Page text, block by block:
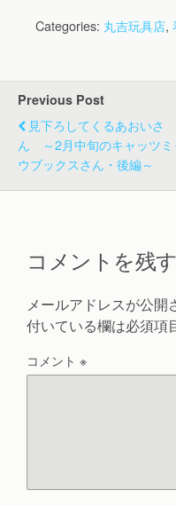
Categories: 丸吉玩具店,
Previous Post
見下ろしてくるあおいさ
ん ～2月中旬のキャッツミ
ウブックスさん・後編～
コメントを残す
メールアドレスが公開
付いている欄は必須項
コメント ※